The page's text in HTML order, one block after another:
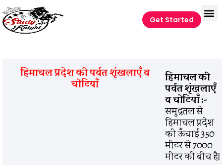
Get Started
हिमाचल प्रदेश की पर्वत शृंखलाएँ व
चोटियाँ हिमाचल की
पर्वत शृंखलाएँ
व चोटियाँ :-
समुद्रतल से
हिमाचल प्रदेश
की ऊँचाई 350
मीटर से 7000
मीटर की बीच है।